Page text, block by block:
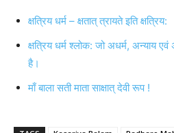
क्षत्रिय धर्म – क्षतात् त्रायते इति क्षत्रिय:
क्षत्रिय धर्म श्लोक: जो अधर्म, अन्याय एवं
है।
माँ बाला सती माता साक्षात् देवी रूप !